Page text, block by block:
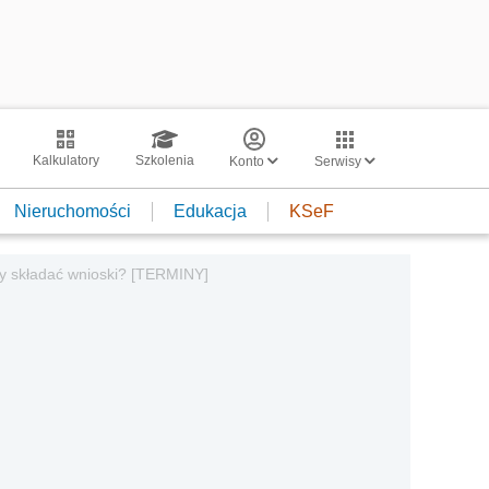
Kalkulatory Szkolenia Konto Serwisy
Nieruchomości Edukacja KSeF
wnioski? [TERMINY]